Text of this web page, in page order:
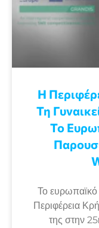
Η
Τη
Το
Το
Περιφέρεια
της στην